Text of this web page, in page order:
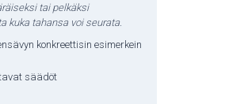
tai pelkäksi
kuka tahansa voi seurata.
konkreettisin esimerkein
säädöt